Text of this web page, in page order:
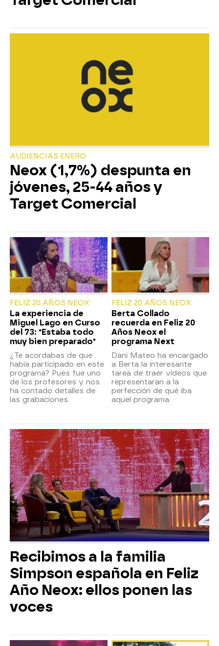
AUDIENCIAS ENERO
Neox (1,7%) despunta en
jóvenes, 25-44 años y
Target Comercial
FELIZ 20 AÑOS NEOX
La experiencia de
Miguel Lago en Curso
del 73: "Estaba todo
muy bien preparado"
¿Te acordabas de que
había participado en este
programa? Pues fue uno
de los profesores y nos
ha contado detalles de
las grabaciones.
FELIZ 20 AÑOS NEOX
Berta Collado
recuerda en Feliz 20
Años Neox el
programa Next
Dani Mateo ha encargado
a Berta la interesante
tarea de traer vídeos que
representaran a la
perfección de qué iba
aquel programa.
Recibimos a la familia
Simpson española en Feliz
Año Neox: ellos ponen las
voces